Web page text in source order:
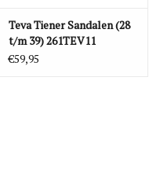
Teva Tiener Sandalen (28
t/m 39) 261TEV11
€59,95